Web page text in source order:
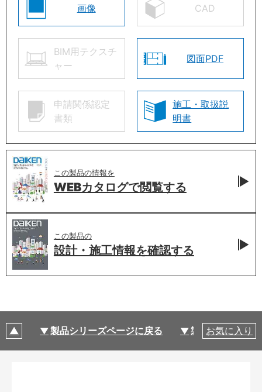
画像 CAD
BIM用テクスチ
ャー
図面PDF
申請関係認定
書類
施工・取扱説
明書
この製品の情報を
WEBカタログで閲覧する
この製品の
設計・施工情報を確認する
製品シリーズページに戻る 製品仕様
お気に入り